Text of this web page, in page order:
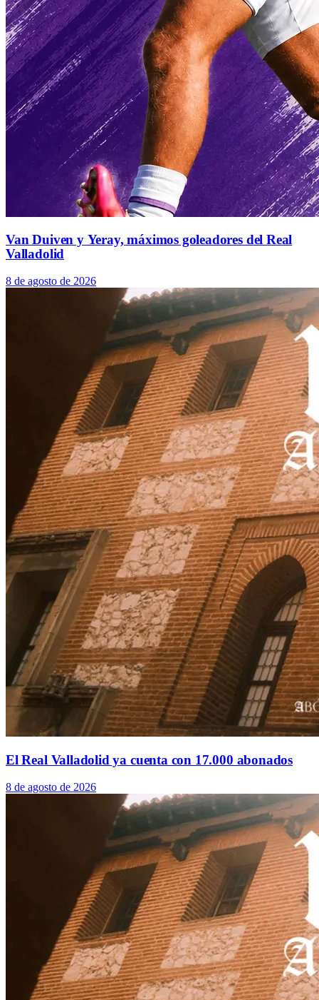
Van Duiven y Yeray, máximos goleadores del Real
Valladolid
8 de agosto de 2026
El Real Valladolid ya cuenta con 17.000 abonados
8 de agosto de 2026